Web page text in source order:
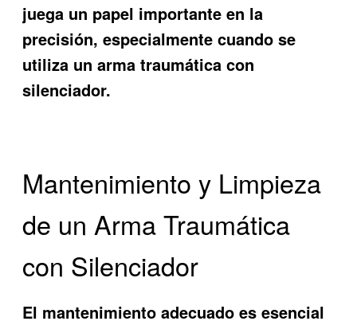
juega un papel importante en la
precisión, especialmente cuando se
utiliza un arma traumática con
silenciador.
Mantenimiento y Limpieza
de un Arma Traumática
con Silenciador
El mantenimiento adecuado es esencial